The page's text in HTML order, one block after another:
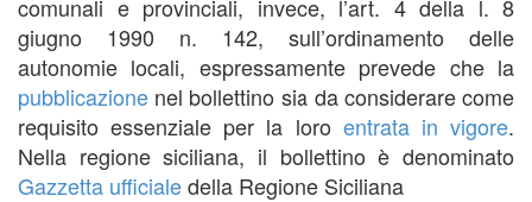
comunali e provinciali, invece, l’art. 4 della l. 8
giugno 1990 n. 142, sull’ordinamento delle
autonomie locali, espressamente prevede che la
pubblicazione nel bollettino sia da considerare come
requisito essenziale per la loro entrata in vigore.
Nella regione siciliana, il bollettino è denominato
Gazzetta ufficialedella Regione Siciliana